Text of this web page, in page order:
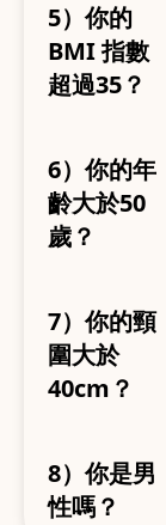
5）你的
BMI 指數
超過35？
6）你的年
齡大於50
歲？
7）你的頸
圍大於
40cm？
8）你是男
性嗎？